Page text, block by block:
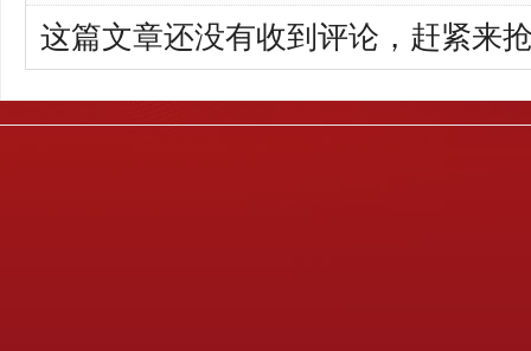
这篇文章还没有收到评论，赶紧来